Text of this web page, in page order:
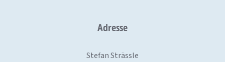
Adresse
Stefan Strässle